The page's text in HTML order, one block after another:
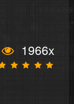
1966x